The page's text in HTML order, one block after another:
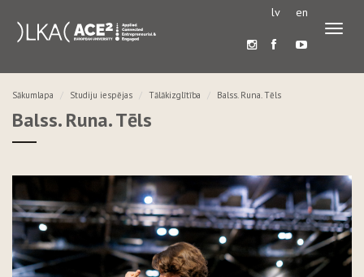
lv en
Sākumlapa Studiju iespējas Tālākizglītība Balss. Runa. Tēls
Balss. Runa. Tēls